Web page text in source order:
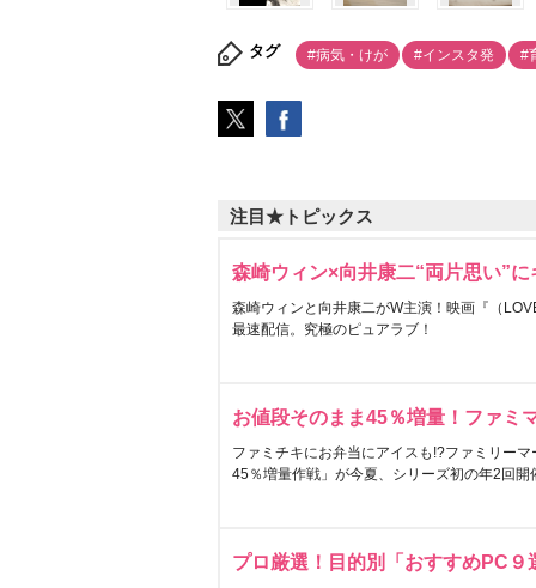
タグ #病気・けが #インスタ発 #
注目★トピックス
森崎ウィン×向井康二“両片思い”
森崎ウィンと向井康二がW主演！映画『（
最速配信。究極のピュアラブ！
お値段そのまま45％増量！ファミ
ファミチキにお弁当にアイスも!?ファミリー
45％増量作戦」が今夏、シリーズ初の年2回開
プロ厳選！目的別「おすすめPC９